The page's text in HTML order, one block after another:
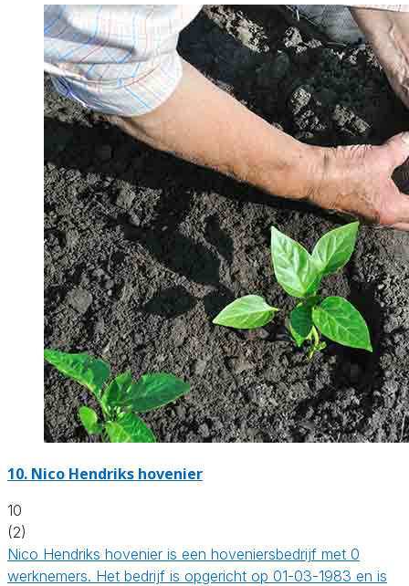
10. Nico Hendriks hovenier
10
(2)
Nico Hendriks hovenier is een hoveniersbedrijf met 0
werknemers. Het bedrijf is opgericht op 01-03-1983 en is